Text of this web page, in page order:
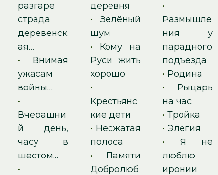
разгаре
страда
деревенск
ая…
• Внимая
ужасам
войны…
•
Вчерашни
й день,
часу в
шестом…
•
деревня
• Зелёный
шум
• Кому на
Руси жить
хорошо
•
Крестьянс
кие дети
• Несжатая
полоса
• Памяти
Добролюб
•
Размышле
ния у
парадного
подъезда
• Родина
• Рыцарь
на час
•Тройка
• Элегия
•Я не
люблю
иронии